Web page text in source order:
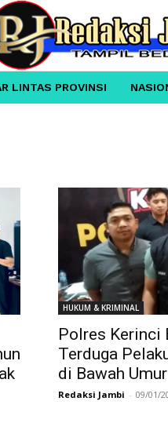
LINTAS PROVINSI
HUKUM & KRIMINAL
Polres Kerinci
Terduga
di Bawah Umur
Redaksi Jambi - 09/01/